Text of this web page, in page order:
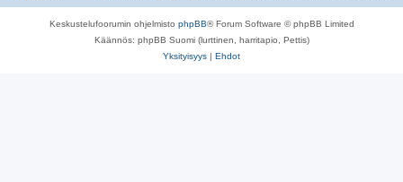
Keskustelufoorumin ohjelmisto phpBB® Forum Software © phpBB Limited
Käännös: phpBB Suomi (lurttinen, harritapio, Pettis)
Yksityisyys | Ehdot